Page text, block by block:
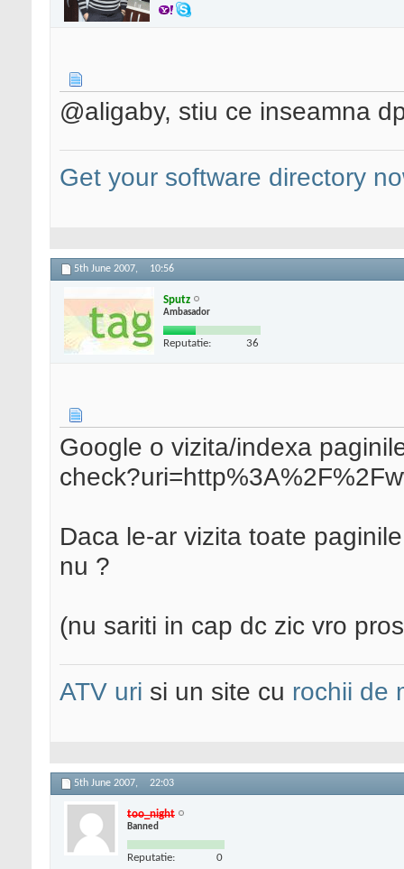
@aligaby, stiu ce inseamna
Get your software directory
5th June 2007, 10:56
Sputz
Ambasador
Reputatie: 36
Google o vizita/indexa
Daca le-ar vizita toate
nu ?
(nu sariti in cap dc zic vro
ATV uri si un site cu rochii de
5th June 2007, 22:03
too_night
Banned
Reputatie: 0